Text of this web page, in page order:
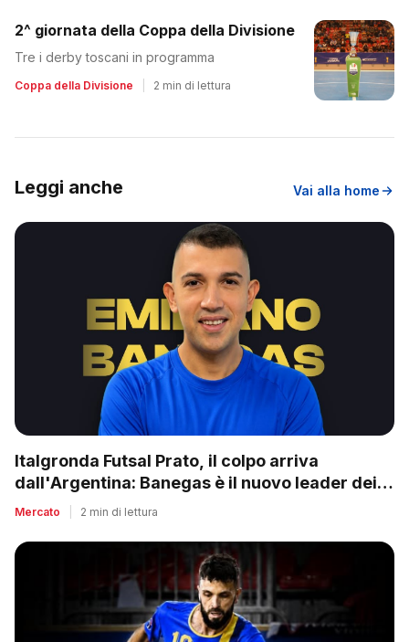
2^ giornata della Coppa della Divisione
Tre i derby toscani in programma
Coppa della Divisione 2 min di lettura
Leggi anche Vai alla home
Italgronda Futsal Prato, il colpo arriva
dall'Argentina: Banegas è il nuovo leader dei
biancazzurri
Mercato 2 min di lettura